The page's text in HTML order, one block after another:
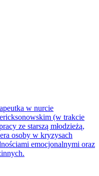
w nurcie
(w trakcie
ze starszą młodzieżą,
osoby w kryzysach
emocjonalnymi oraz